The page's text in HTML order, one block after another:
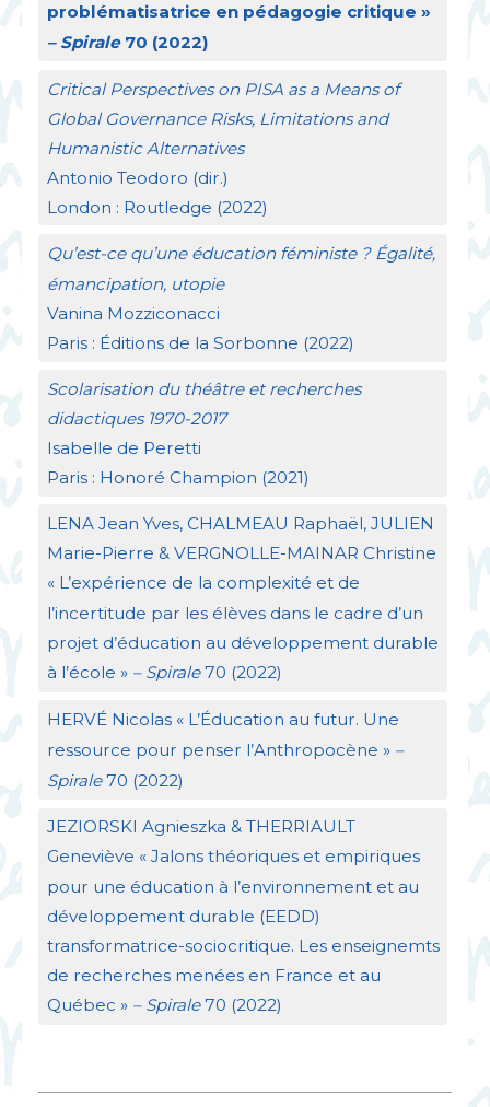
problématisatrice en pédagogie critique »
– Spirale70 (2022)
Critical Perspectives on PISAas a Means of
Global Governance Risks, Limitations and
Humanistic Alternatives
Antonio Teodoro (dir.)
London : Routledge (2022)
Qu’est-ce qu’une éducation féministe ? Égalité,
émancipation, utopie
Vanina Mozziconacci
Paris : Éditions de la Sorbonne (2022)
Scolarisation du théâtre et recherches
didactiques 1970-2017
Isabelle de Peretti
Paris : Honoré Champion (2021)
LENAJean Yves, CHALMEAU Raphaël, JULIEN
Marie-Pierre & VERGNOLLE-MAINAR Christine
« L’expérience de la complexité et de
l’incertitude par les élèves dans le cadre d’un
projet d’éducation au développement durable
à l’école » – Spirale70 (2022)
HERVÉ Nicolas « L’Éducation au futur. Une
ressource pour penser l’Anthropocène » –
Spirale70 (2022)
JEZIORSKI Agnieszka & THERRIAULT
Geneviève « Jalons théoriques et empiriques
pour une éducation à l’environnement et au
développement durable (EEDD)
transformatrice-sociocritique. Les enseignemts
de recherches menées en France et au
Québec » – Spirale70 (2022)